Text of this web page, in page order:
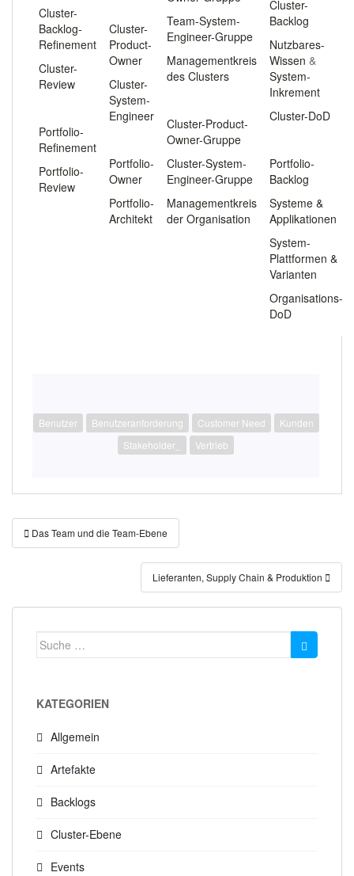
Cluster-
Backlog-
Refinement
Cluster-
Review
Portfolio-
Refinement
Portfolio-
Review
Cluster-
Product-
Owner
Cluster-
System-
Engineer
Portfolio-
Owner
Portfolio-
Architekt
Team-System-
Engineer-Gruppe
Managementkreis
des Clusters
Cluster-Product-
Owner-Gruppe
Cluster-System-
Engineer-Gruppe
Managementkreis
der Organisation
Cluster-
Backlog
Nutzbares-
Wissen &
System-
Inkrement
Cluster-DoD
Portfolio-
Backlog
Systeme &
Applikationen
System-
Plattformen &
Varianten
Organisations-
DoD
Benutzer Benutzeranforderung Customer Need
Kunden
Stakeholder_
Vertrieb
Beitragsnavigation
Das Team und die Team-Ebene
Lieferanten, Supply Chain & Produktion
Suche
KATEGORIEN
Allgemein
Artefakte
Backlogs
Cluster-Ebene
Events